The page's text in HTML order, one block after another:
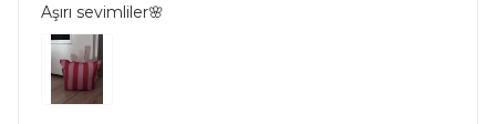
Aşırı sevimliler🌸